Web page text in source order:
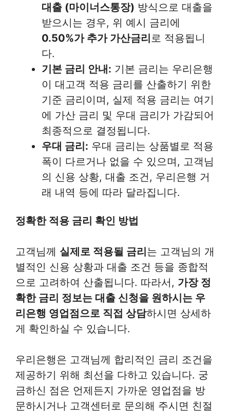
대출 (마이너스통장) 방식으로 대출을
받으시는 경우, 위 예시 금리에
0.50%가 추가 가산금리 로 적용됩니
다.
기본 금리 안내: 기본 금리는 우리은행
이 대고객 적용 금리를 산출하기 위한
기준 금리이며, 실제 적용 금리는 여기
에 가산 금리 및 우대 금리가 가감되어
최종적으로 결정됩니다.
우대 금리: 우대 금리는 상품별로 적용
폭이 다르거나 없을 수 있으며, 고객님
의 신용 상황, 대출 조건, 우리은행 거
래 내역 등에 따라 달라집니다.
정확한 적용 금리 확인 방법
고객님께 실제로 적용될 금리는 고객님의 개
별적인 신용 상황과 대출 조건 등을 종합적
으로 고려하여 산출됩니다. 따라서, 가장 정
확한 금리 정보는 대출 신청을 원하시는 우
리은행 영업점으로 직접 상담하시면 상세하
게 확인하실 수 있습니다.
우리은행은 고객님께 합리적인 금리 조건을
제공하기 위해 최선을 다하고 있습니다. 궁
금하신 점은 언제든지 가까운 영업점을 방
문하시거나 고객센터로 문의해 주시면 친절